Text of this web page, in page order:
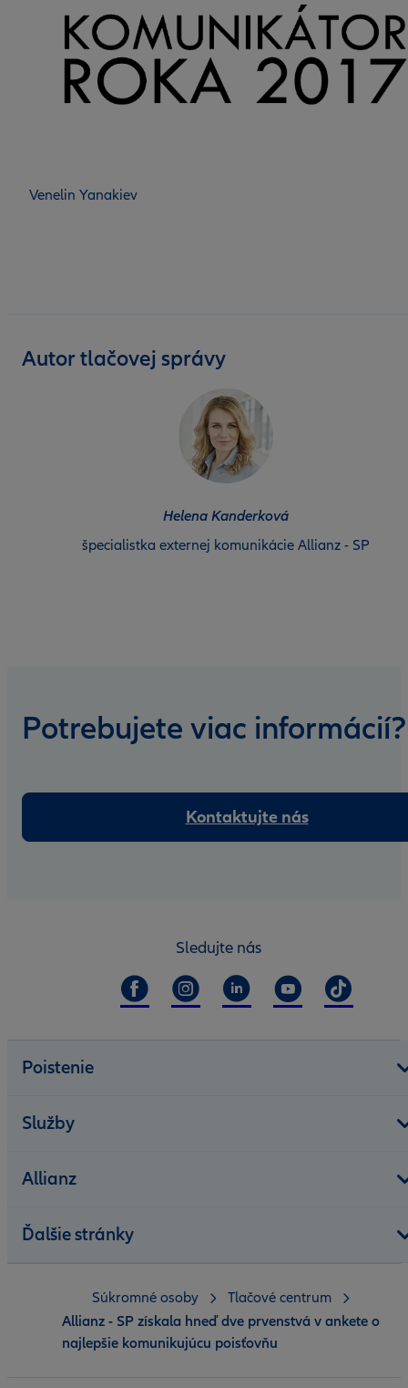
Venelin Yanakiev
Autor tlačovej správy
Helena Kanderková
špecialistka externej komunikácie Allianz - SP
Potrebujete viac informácií?
Kontaktujte nás
Sledujte nás
Poistenie
Služby
Allianz
Ďalšie stránky
Súkromné osoby
Tlačové centrum
Allianz - SP získala hneď dve prvenstvá v ankete o
najlepšie komunikujúcu poisťovňu